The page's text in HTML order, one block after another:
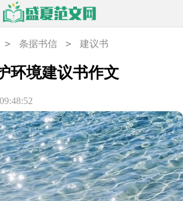
> 条据书信 > 建议书
环境建议书作文